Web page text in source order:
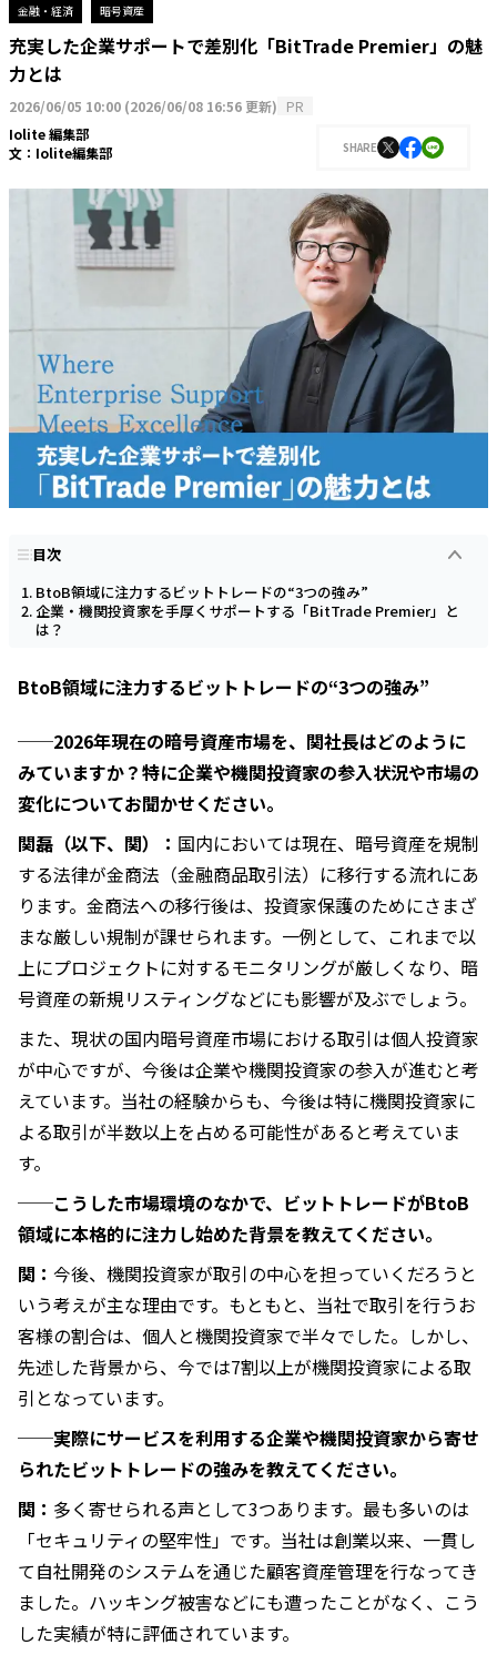
金融・経済 暗号資産
充実した企業サポートで差別化「BitTrade Premier」の魅
力とは
2026/06/05 10:00 (2026/06/08 16:56 更新) PR
Iolite 編集部
文： Iolite編集部 SHARE
目次
BtoB領域に注力するビットトレードの“3つの強み”
企業・機関投資家を手厚くサポートする「BitTrade Premier」と
は？
BtoB領域に注力するビットトレードの“3つの強み”
──2026年現在の暗号資産市場を、関社長はどのように
みていますか？特に企業や機関投資家の参入状況や市場の
変化についてお聞かせください。
関磊（以下、関）： 国内においては現在、暗号資産を規制
する法律が金商法（金融商品取引法）に移行する流れにあ
ります。金商法への移行後は、投資家保護のためにさまざ
まな厳しい規制が課せられます。一例として、これまで以
上にプロジェクトに対するモニタリングが厳しくなり、暗
号資産の新規リスティングなどにも影響が及ぶでしょう。
また、現状の国内暗号資産市場における取引は個人投資家
が中心ですが、今後は企業や機関投資家の参入が進むと考
えています。当社の経験からも、今後は特に機関投資家に
よる取引が半数以上を占める可能性があると考えていま
す。
──こうした市場環境のなかで、ビットトレードがBtoB
領域に本格的に注力し始めた背景を教えてください。
関： 今後、機関投資家が取引の中心を担っていくだろうと
いう考えが主な理由です。もともと、当社で取引を行うお
客様の割合は、個人と機関投資家で半々でした。しかし、
先述した背景から、今では7割以上が機関投資家による取
引となっています。
──実際にサービスを利用する企業や機関投資家から寄せ
られたビットトレードの強みを教えてください。
関： 多く寄せられる声として3つあります。最も多いのは
「セキュリティの堅牢性」です。当社は創業以来、一貫し
て自社開発のシステムを通じた顧客資産管理を行なってき
ました。ハッキング被害などにも遭ったことがなく、こう
した実績が特に評価されています。